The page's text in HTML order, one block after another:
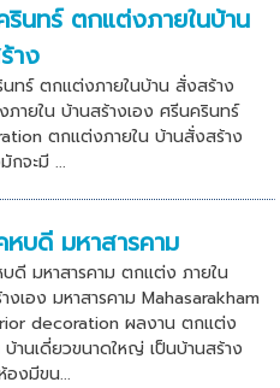
รินทร์ ตกแต่งภายในบ้าน
าง
ทร์ ตกแต่งภายในบ้าน สั่งสร้าง
ายใน บ้านสร้างเอง ศรีนครินทร์
ตกแต่งภายใน บ้านสั่งสร้าง
กจะมี ...
หบดี มหาสารคาม
ดี มหาสารคาม ตกแต่ง ภายใน
งเอง มหาสารคาม Mahasarakham
decoration ผลงาน ตกแต่ง
บ้านเดี่ยวขนาดใหญ่ เป็นบ้านสร้าง
องมีขน...